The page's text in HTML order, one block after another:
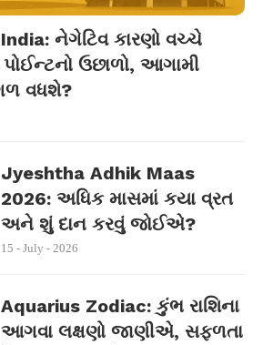
નેગેટિવ કારણો વચ્ચે
ઉછાળો, આગામી
વધશે?
Jyeshtha Adhik Maas
2026: અધિક માસમાં કયા વ્રત
અને શું દાન કરવું જોઈએ?
15 - July - 2026
Aquarius Zodiac: કુંભ રાશિના
આગવા લક્ષણો જાણીએ, સફળતા